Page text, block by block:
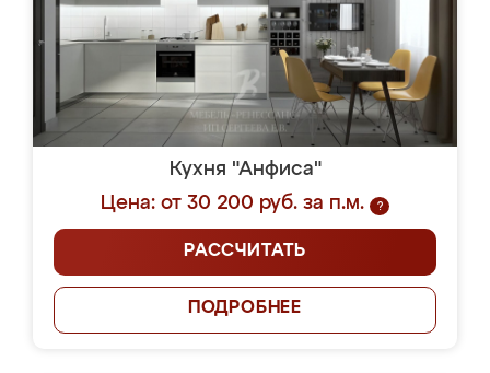
Кухня "Анфиса"
Цена: от 30 200 руб. за п.м.
?
РАССЧИТАТЬ
ПОДРОБНЕЕ